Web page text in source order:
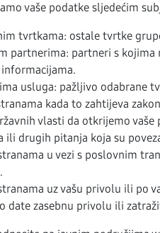
vaše podatke sljedećim
tvrtkama: ostale tvrtke
partnerima: partneri s
usluga: pažljivo odabrane
kada to zahtijeva
vlasti da otkrijemo
ili drugih pitanja koja su
u vezi s poslovnim
uz vašu privolu ili po
date zasebnu privolu ili